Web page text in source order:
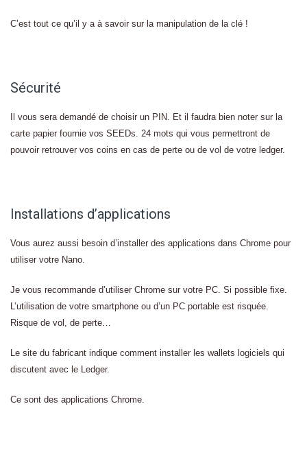
C’est tout ce qu’il y a à savoir sur la manipulation de la clé !
Sécurité
Il vous sera demandé de choisir un PIN. Et il faudra bien noter sur la
carte papier fournie vos SEEDs. 24 mots qui vous permettront de
pouvoir retrouver vos coins en cas de perte ou de vol de votre ledger.
Installations d’applications
Vous aurez aussi besoin d’installer des applications dans Chrome pour
utiliser votre Nano.
Je vous recommande d’utiliser Chrome sur votre PC. Si possible fixe.
L’utilisation de votre smartphone ou d’un PC portable est risquée.
Risque de vol, de perte…
Le site du fabricant indique comment installer les wallets logiciels qui
discutent avec le Ledger.
Ce sont des applications Chrome.